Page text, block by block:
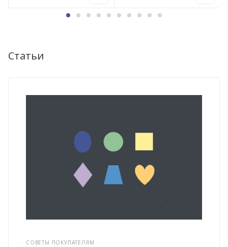
Статьи
СОВЕТЫ ПОКУПАТЕЛЯМ